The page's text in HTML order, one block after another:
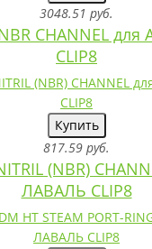
3048.51 руб.
CHANNEL
CLIP8
Купить
817.59 руб.
(NBR)
ЛАВАЛЬ CLIP8